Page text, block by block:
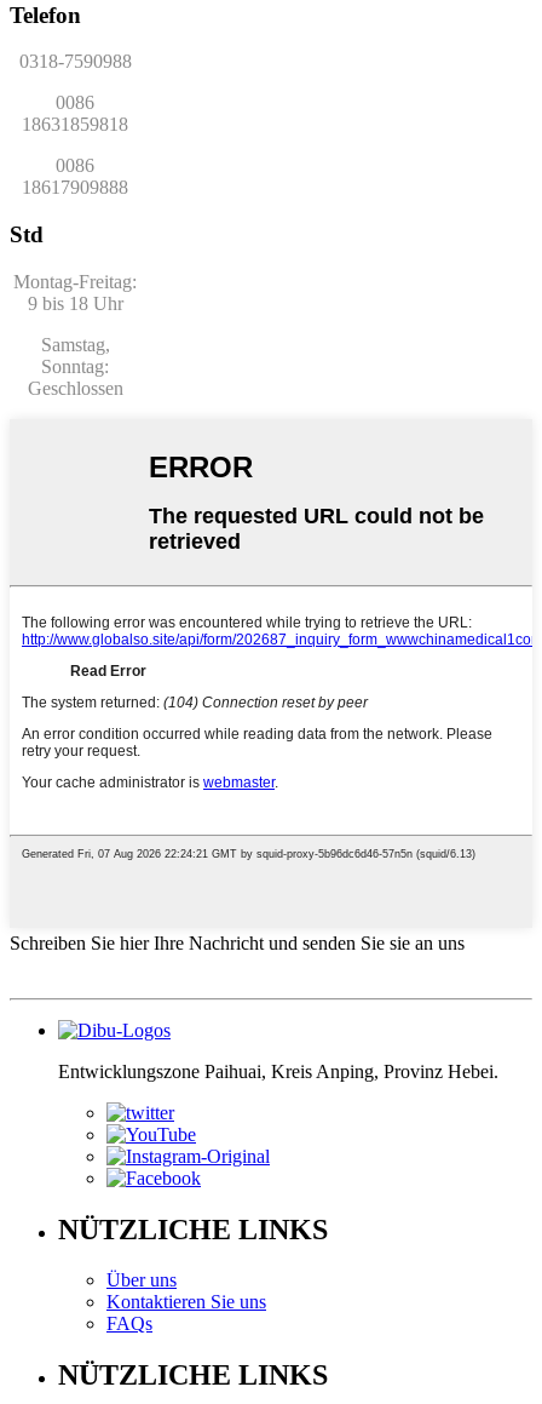
Telefon
0318-7590988
0086
18631859818
0086
18617909888
Std
Montag-Freitag:
9 bis 18 Uhr
Samstag,
Sonntag:
Geschlossen
Schreiben Sie hier Ihre Nachricht und senden Sie sie an uns
Entwicklungszone Paihuai, Kreis Anping, Provinz Hebei.
NÜTZLICHE LINKS
Über uns
Kontaktieren Sie uns
FAQs
NÜTZLICHE LINKS